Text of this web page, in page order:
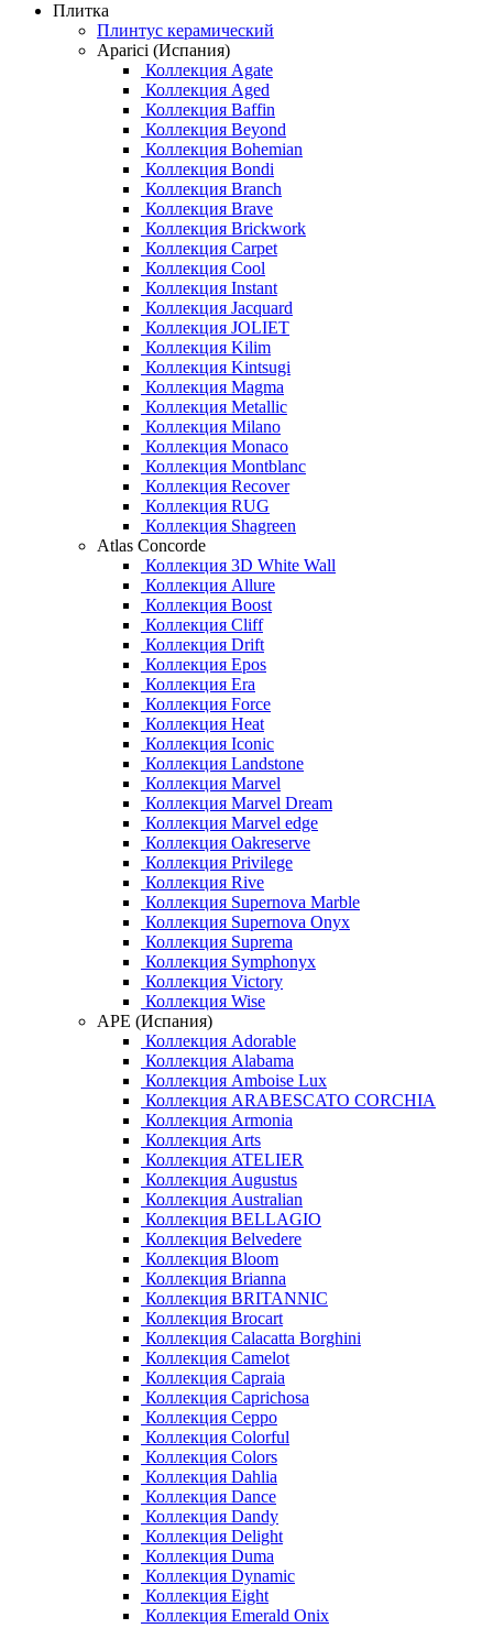
Плитка
Плинтус керамический
Aparici (Испания)
Коллекция Agate
Коллекция Aged
Коллекция Baffin
Коллекция Beyond
Коллекция Bohemian
Коллекция Bondi
Коллекция Branch
Коллекция Brave
Коллекция Brickwork
Коллекция Carpet
Коллекция Cool
Коллекция Instant
Коллекция Jacquard
Коллекция JOLIET
Коллекция Kilim
Коллекция Kintsugi
Коллекция Magma
Коллекция Metallic
Коллекция Milano
Коллекция Monaco
Коллекция Montblanc
Коллекция Recover
Коллекция RUG
Коллекция Shagreen
Atlas Concorde
Коллекция 3D White Wall
Коллекция Allure
Коллекция Boost
Коллекция Cliff
Коллекция Drift
Коллекция Epos
Коллекция Era
Коллекция Force
Коллекция Heat
Коллекция Iconic
Коллекция Landstone
Коллекция Marvel
Коллекция Marvel Dream
Коллекция Marvel edge
Коллекция Oakreserve
Коллекция Privilege
Коллекция Rive
Коллекция Supernova Marble
Коллекция Supernova Onyx
Коллекция Suprema
Коллекция Symphonyx
Коллекция Victory
Коллекция Wise
APE (Испания)
Коллекция Adorable
Коллекция Alabama
Коллекция Amboise Lux
Коллекция ARABESCATO CORCHIA
Коллекция Armonia
Коллекция Arts
Коллекция ATELIER
Коллекция Augustus
Коллекция Australian
Коллекция BELLAGIO
Коллекция Belvedere
Коллекция Bloom
Коллекция Brianna
Коллекция BRITANNIC
Коллекция Brocart
Коллекция Calacatta Borghini
Коллекция Camelot
Коллекция Capraia
Коллекция Caprichosa
Коллекция Ceppo
Коллекция Colorful
Коллекция Colors
Коллекция Dahlia
Коллекция Dance
Коллекция Dandy
Коллекция Delight
Коллекция Duma
Коллекция Dynamic
Коллекция Eight
Коллекция Emerald Onix